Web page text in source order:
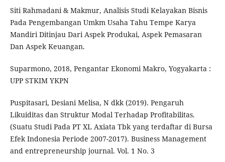
Siti Rahmadani & Makmur, Analisis Studi Kelayakan Bisnis
Pada Pengembangan Umkm Usaha Tahu Tempe Karya
Mandiri Ditinjau Dari Aspek Produkai, Aspek Pemasaran
Dan Aspek Keuangan.
Suparmono, 2018, Pengantar Ekonomi Makro, Yogyakarta :
UPP STKIM YKPN
Puspitasari, Desiani Melisa, N dkk (2019). Pengaruh
Likuiditas dan Struktur Modal Terhadap Profitabilitas.
(Suatu Studi Pada PT XL Axiata Tbk yang terdaftar di Bursa
Efek Indonesia Periode 2007-2017). Business Management
and entrepreneurship journal. Vol. 1 No. 3